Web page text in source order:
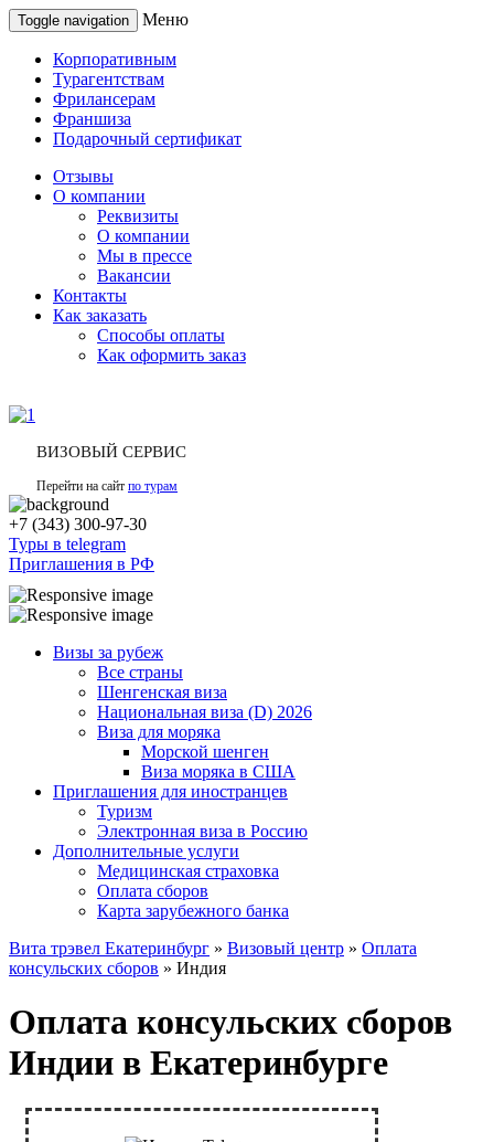
Toggle navigation Меню
Корпоративным
Турагентствам
Фрилансерам
Франшиза
Подарочный сертификат
Отзывы
О компании
Реквизиты
О компании
Мы в прессе
Вакансии
Контакты
Как заказать
Способы оплаты
Как оформить заказ
ВИЗОВЫЙ СЕРВИС
Перейти на сайт по турам
+7 (343) 300-97-30
Туры в telegram
Приглашения в РФ
Визы за рубеж
Все страны
Шенгенская виза
Национальная виза (D) 2026
Виза для моряка
Морской шенген
Виза моряка в США
Приглашения для иностранцев
Туризм
Электронная виза в Россию
Дополнительные услуги
Медицинская страховка
Оплата сборов
Карта зарубежного банка
Вита трэвел Екатеринбург » Визовый центр » Оплата
консульских сборов » Индия
Оплата консульских сборов
Индии в Екатеринбурге